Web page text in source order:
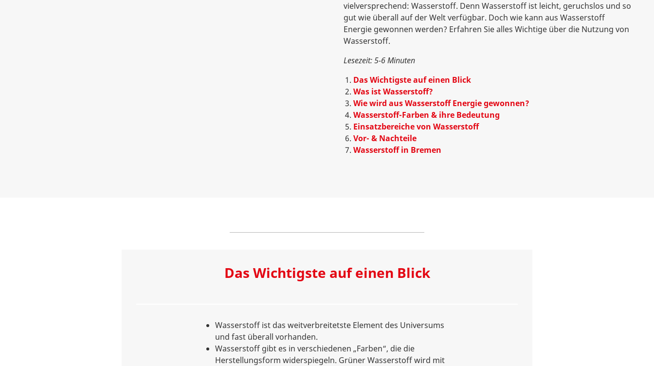
vielversprechend: Wasserstoff. Denn Wasserstoff ist leicht, geruchslos und so
gut wie überall auf der Welt verfügbar. Doch wie kann aus Wasserstoff
Energie gewonnen werden? Erfahren Sie alles Wichtige über die Nutzung von
Wasserstoff.
Lesezeit: 5-6 Minuten
Das Wichtigste auf einen Blick
Was ist Wasserstoff?
Wie wird aus Wasserstoff Energie gewonnen?
Wasserstoff-Farben & ihre Bedeutung
Einsatzbereiche von Wasserstoff
Vor- & Nachteile
Wasserstoff in Bremen
Das Wichtigste auf einen Blick
Wasserstoff ist das weitverbreitetste Element des Universums
und fast überall vorhanden.
Wasserstoff gibt es in verschiedenen „Farben“, die die
Herstellungsform widerspiegeln. Grüner Wasserstoff wird mit